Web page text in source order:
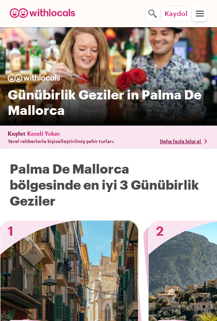
Kaydol
Günübirlik Geziler in Palma De
Mallorca
Keşfet Kendi Yolun
Yerel rehberlerle kişiselleştirilmiş şehir turları. Daha fazla bilgi al
Palma De Mallorca
bölgesinde en iyi 3 Günübirlik
Geziler
1
2